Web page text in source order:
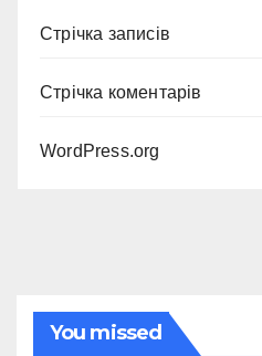
Стрічка записів
Стрічка коментарів
WordPress.org
You missed